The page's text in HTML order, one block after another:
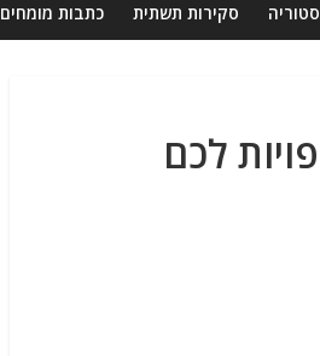
סקירות תשתית כתבות מומחים
לכם